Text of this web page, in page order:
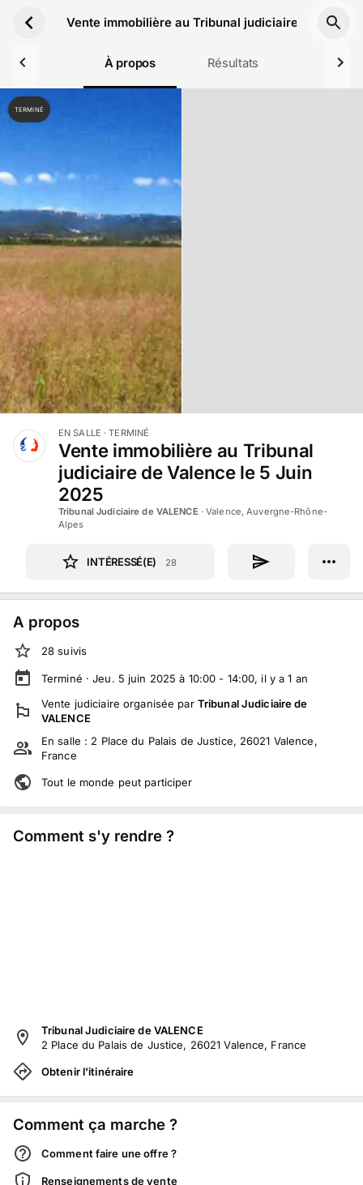
Vente immobilière au Tribunal judiciaire de
À propos Résultats
TERMINÉ
EN SALLE · TERMINÉ
Vente immobilière au Tribunal
judiciaire de Valence le 5 Juin
2025
Tribunal Judiciaire de VALENCE ·Valence, Auvergne-Rhône-
Alpes
INTÉRESSÉ(E) 28
A propos
28 suivis
Terminé ·Jeu. 5 juin 2025 à 10:00 - 14:00, il y a1 an
Vente judiciaire organisée par Tribunal Judiciaire de
VALENCE
En salle : 2 Place du Palais de Justice, 26021 Valence,
France
Tout le monde peut participer
Comment s'y rendre ?
Tribunal Judiciaire de VALENCE
2 Place du Palais de Justice, 26021 Valence, France
Obtenir l'itinéraire
Comment ça marche ?
Comment faire une offre ?
Renseignements de vente